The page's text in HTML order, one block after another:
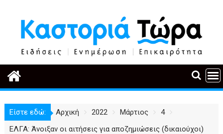
περιεχόμενο
Είστε εδώ: Αρχική 2022 Μάρτιος
4
ΕΛΓΑ: Άνοιξαν οι αιτήσεις για αποζημιώσεις (δικαιούχοι)